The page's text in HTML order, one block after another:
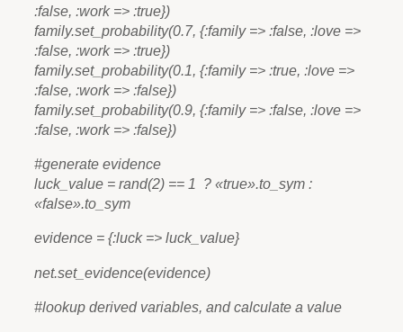
:false, :work => :true})
family.set_probability(0.7, {:family => :false, :love =>
:false, :work => :true})
family.set_probability(0.1, {:family => :true, :love =>
:false, :work => :false})
family.set_probability(0.9, {:family => :false, :love =>
:false, :work => :false})
#generate evidence
luck_value = rand(2) == 1 ? «true».to_sym :
«false».to_sym
evidence = {:luck => luck_value}
net.set_evidence(evidence)
#lookup derived variables, and calculate a value